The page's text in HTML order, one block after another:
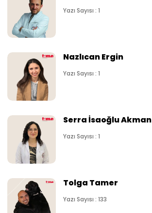
Yazı Sayısı : 1
Nazlıcan Ergin
Yazı Sayısı : 1
Serra İsaoğlu Akman
Yazı Sayısı : 1
Tolga Tamer
Yazı Sayısı : 133